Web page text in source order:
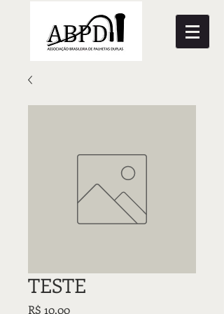
TESTE
R$ 10,00Preço